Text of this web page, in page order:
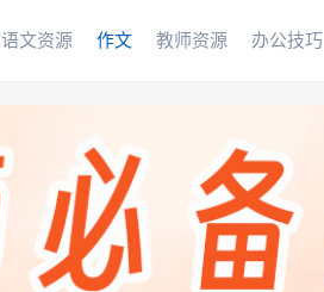
语文资源 作文 教师资源 办公技巧